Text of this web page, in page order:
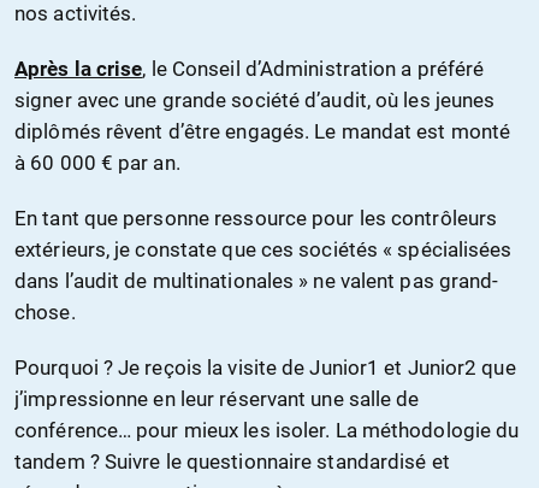
nos activités.
Après la crise, le Conseil d’Administration a préféré
signer avec une grande société d’audit, où les jeunes
diplômés rêvent d’être engagés. Le mandat est monté
à 60 000 € par an.
En tant que personne ressource pour les contrôleurs
extérieurs, je constate que ces sociétés « spécialisées
dans l’audit de multinationales » ne valent pas grand-
chose.
Pourquoi ? Je reçois la visite de Junior1 et Junior2 que
j’impressionne en leur réservant une salle de
conférence… pour mieux les isoler. La méthodologie du
tandem ? Suivre le questionnaire standardisé et